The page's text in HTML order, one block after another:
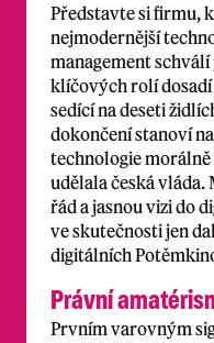
Představte si firmu,
nejmodernější
management
klíčových rolí
sedící na deseti
dokončení stanoví
technologie morálně
udělala česká
řád a jasnou vizi do
ve skutečnosti jen
digitálních
Právní
Prvním varovným